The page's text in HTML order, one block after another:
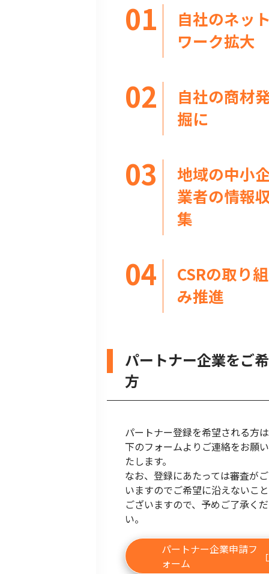
自社のネッ
ワーク拡大
自社の商材
掘に
地域の中小
業者の情報
集
CSRの取り組
み推進
パートナー企業をご
方
パートナー登録を希望される方
下のフォームよりご連絡をお願
たします。
なお、登録にあたっては審査が
いますのでご希望に沿えないこ
ございますので、予めご了承く
い。
パートナー企業申請フ
ォーム